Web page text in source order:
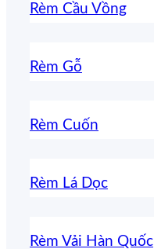
Rèm Cầu Vồng
Rèm Gỗ
Rèm Cuốn
Rèm Lá Dọc
Rèm Vải Hàn Quốc